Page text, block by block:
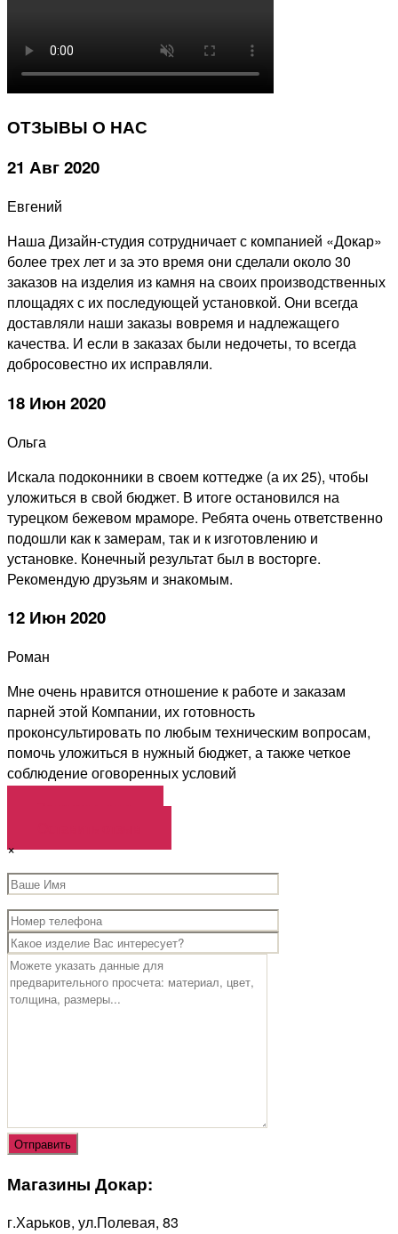
ОТЗЫВЫ О НАС
21 Авг 2020
Евгений
Наша Дизайн-студия сотрудничает с компанией «Докар»
более трех лет и за это время они сделали около 30
заказов на изделия из камня на своих производственных
площадях с их последующей установкой. Они всегда
доставляли наши заказы вовремя и надлежащего
качества. И если в заказах были недочеты, то всегда
добросовестно их исправляли.
18 Июн 2020
Ольга
Искала подоконники в своем коттедже (а их 25), чтобы
уложиться в свой бюджет. В итоге остановился на
турецком бежевом мраморе. Ребята очень ответственно
подошли как к замерам, так и к изготовлению и
установке. Конечный результат был в восторге.
Рекомендую друзьям и знакомым.
12 Июн 2020
Роман
Мне очень нравится отношение к работе и заказам
парней этой Компании, их готовность
проконсультировать по любым техническим вопросам,
помочь уложиться в нужный бюджет, а также четкое
соблюдение оговоренных условий
×
Магазины Докар:
г.Харьков, ул.Полевая, 83